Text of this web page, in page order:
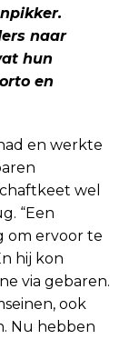
naar
hun
en
en werkte
wel
“Een
om ervoor te
hij kon
via gebaren.
ook
Nu hebben